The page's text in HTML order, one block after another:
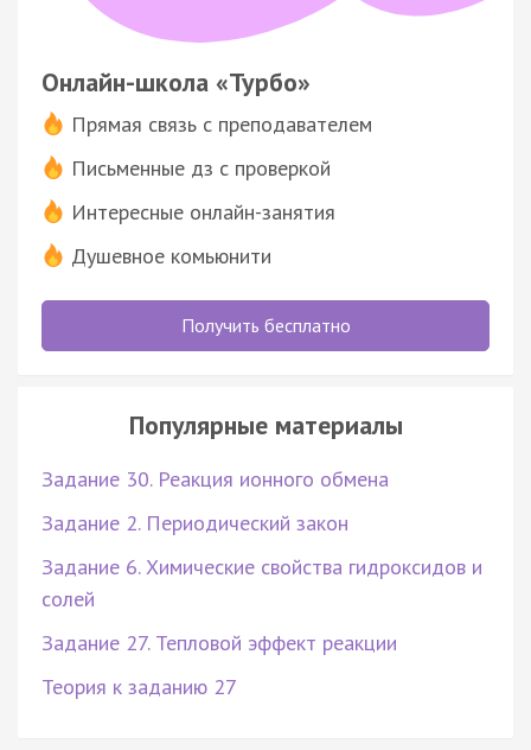
Онлайн-школа «Турбо»
Прямая связь с преподавателем
Письменные дз с проверкой
Интересные онлайн-занятия
Душевное комьюнити
Получить бесплатно
Популярные материалы
Задание 30. Реакция ионного обмена
Задание 2. Периодический закон
Задание 6. Химические свойства гидроксидов и
солей
Задание 27. Тепловой эффект реакции
Теория к заданию 27